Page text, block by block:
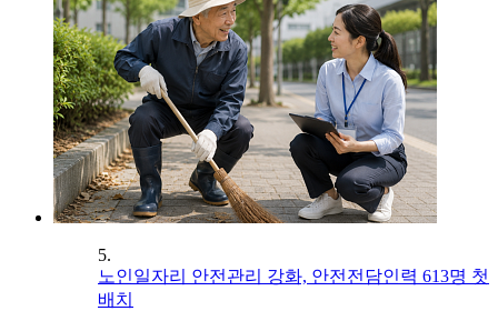
5.
노인일자리 안전관리 강화, 안전전담인력 613명 첫
배치